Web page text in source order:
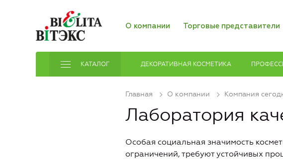
О компании Торговые представители
КАТАЛОГ ДЕКОРАТИВНАЯ КОСМЕТИКА
Главная О компании Компания
Лаборатория
Особая социальная значимость
ограничений, требуют устойчивых